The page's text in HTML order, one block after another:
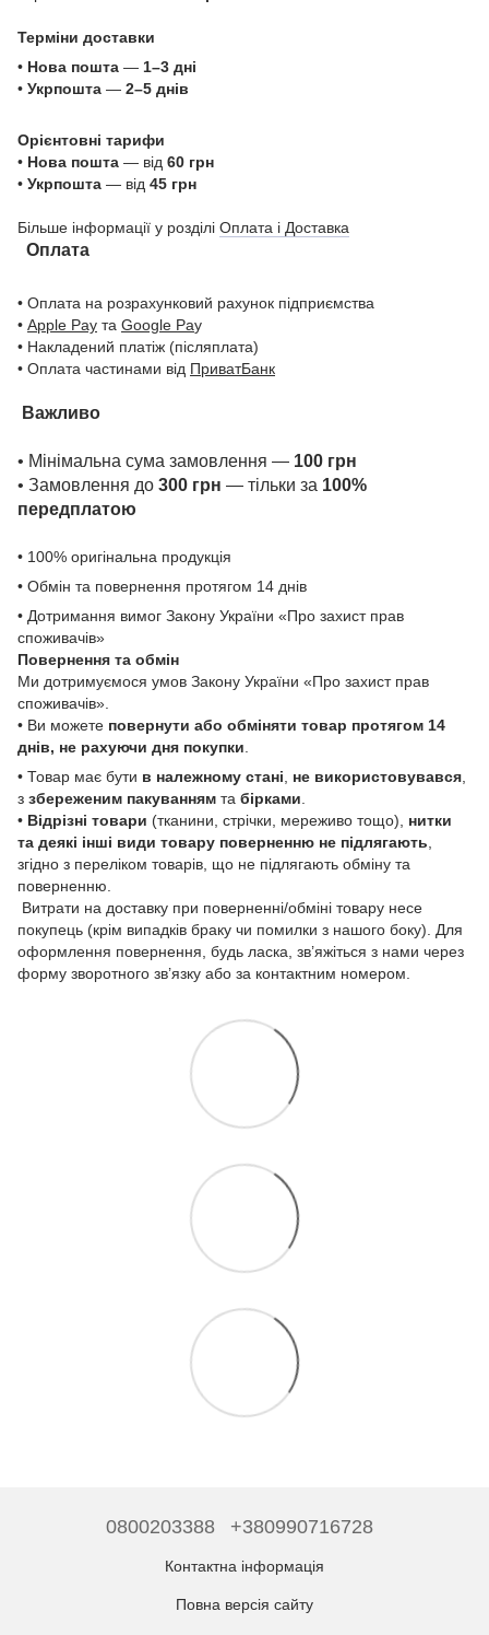
Терміни доставки
• Нова пошта — 1–3 дні
• Укрпошта — 2–5 днів
Орієнтовні тарифи
• Нова пошта — від 60 грн
• Укрпошта — від 45 грн
Більше інформації у розділі Оплата і Доставка
Оплата
• Оплата на розрахунковий рахунок підприємства
• Apple Pay та Google Pay
• Накладений платіж (післяплата)
• Оплата частинами від ПриватБанк
Важливо
• Мінімальна сума замовлення — 100 грн
• Замовлення до 300 грн — тільки за 100%
передплатою
• 100% оригінальна продукція
• Обмін та повернення протягом 14 днів
• Дотримання вимог Закону України «Про захист прав
споживачів»
Повернення та обмін
Ми дотримуємося умов Закону України «Про захист прав
споживачів».
• Ви можете повернути або обміняти товар протягом 14
днів, не рахуючи дня покупки
• Товар має бути в належному стані не використовувався
з збереженим пакуванням та бірками
• Відрізні товари (тканини, стрічки, мереживо тощо), нитки
та деякі інші види товару поверненню не підлягають
згідно з переліком товарів, що не підлягають обміну та
поверненню.
Витрати на доставку при поверненні/обміні товару несе
покупець (крім випадків браку чи помилки з нашого боку). Для
оформлення повернення, будь ласка, зв’яжіться з нами через
форму зворотного зв’язку або за контактним номером.
0800203388 +380990716728
Контактна інформація
Повна версія сайту